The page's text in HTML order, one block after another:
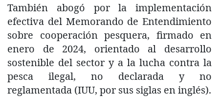
También abogó por la implementación
efectiva del Memorando de Entendimiento
sobre cooperación pesquera, firmado en
enero de 2024, orientado al desarrollo
sostenible del sector y a la lucha contra la
pesca ilegal, no declarada y no
reglamentada (IUU, por sus siglas en inglés).